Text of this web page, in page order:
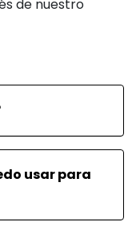
riesgo en la
y el
de nuestro
usar para